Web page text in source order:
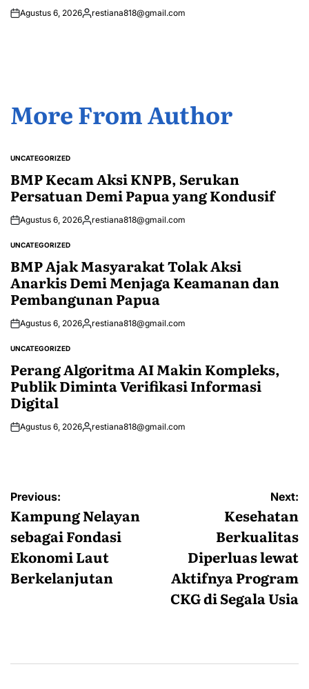
Agustus 6, 2026Posted
restiana818@gmail.com
More From Author
POSTED
UNCATEGORIZED
BMP Kecam Aksi KNPB, Serukan
Persatuan Demi Papua yang Kondusif
Agustus 6, 2026Posted
restiana818@gmail.com
POSTED
UNCATEGORIZED
BMP Ajak Masyarakat Tolak Aksi
Anarkis Demi Menjaga Keamanan dan
Pembangunan Papua
Agustus 6, 2026Posted
restiana818@gmail.com
POSTED
UNCATEGORIZED
Perang Algoritma AI Makin Kompleks,
Publik Diminta Verifikasi Informasi
Digital
Agustus 6, 2026Posted
restiana818@gmail.com
Navigasi
pos
Previous:
Kampung Nelayan
sebagai Fondasi
Ekonomi Laut
Berkelanjutan
Next:
Kesehatan
Berkualitas
Diperluas lewat
Aktifnya Program
CKG di Segala Usia